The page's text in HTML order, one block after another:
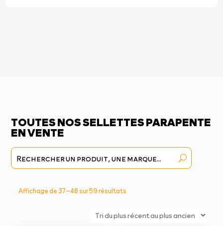
TOUTES NOS SELLETTES PARAPENTE
EN VENTE
Affichage de 37–48 sur 59 résultats
récent